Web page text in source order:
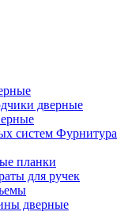
дверные
Фурнитура
планки
для ручек
дверные